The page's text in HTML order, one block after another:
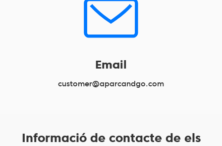
Email
customer@aparcandgo.com
Informació de contacte de els